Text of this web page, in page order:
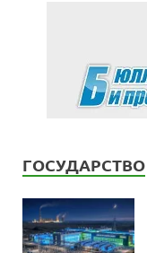
ГОСУДАРСТВО